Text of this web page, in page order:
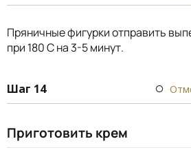
Пряничные фигурки отправить
при 180 С на 3-5 минут.
Шаг 14
Приготовить крем